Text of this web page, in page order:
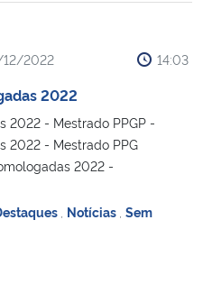
2022 14:03
2022
2022 - Mestrado PPGP -
2022 - Mestrado PPG
2022 -
Notícias Sem